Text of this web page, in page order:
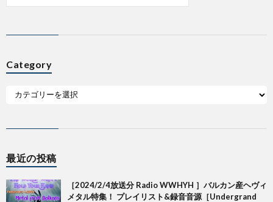
Category
最近の投稿
［2024/2/4放送分 Radio WWHYH ］バルカン産ヘヴィ
メタル特集！ プレイリスト&録音音源［Undergrand